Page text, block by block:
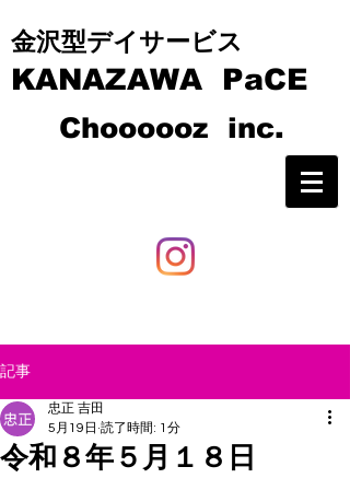
​​金沢型デイサービス
KANAZAWA PaCE
Choooooz inc.
記事
令和８年５月１８日
忠正 吉田
5月19日 読了時間: 1分